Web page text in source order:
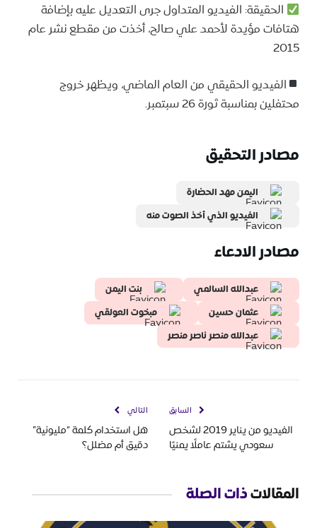
الحقيقة: الفيديو المتداول جرى التعديل عليه بإضافة
هتافات مؤيدة لأحمد علي صالح، أخذت من مقطع نشر عام
2015
الفيديو الحقيقي من العام الماضي، ويظهر خروج
محتفلين بمناسبة ثورة 26 سبتمبر.
مصادر التحقيق
اليمن مهد الحضارة
الفيديو الذي أخذ الصوت منه
مصادر الادعاء
عبدالله السالمي
بنت اليمن
عثمان حسين
مبخوت العولقي
عبدالله منصر ناصر منصر
السابق
الفيديو من يناير 2019 لشخص
سعودي يشتم عاملًا يمنيًا
التالي
هل استخدام كلمة “مليونية”
دقيق أم مضلل؟
المقالاتذات الصلة